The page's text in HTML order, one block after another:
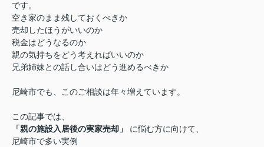
です。
空き家のまま残しておくべきか
売却したほうがいいのか
税金はどうなるのか
親の気持ちをどう考えればいいのか
兄弟姉妹との話し合いはどう進めるべきか
尼崎市でも、このご相談は年々増えています。
この記事では、
「親の施設入居後の実家売却」
に悩む方に向けて、
尼崎市で多い実例